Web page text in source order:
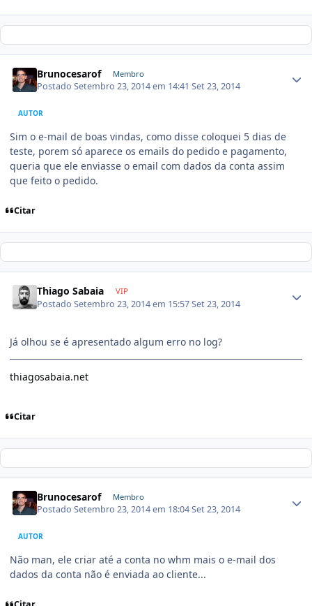
Brunocesarof Membro
PostadoSetembro 23, 2014 em 14:41Set 23, 2014
AUTOR
Sim o e-mail de boas vindas, como disse coloquei 5 dias de
teste, porem só aparece os emails do pedido e pagamento,
queria que ele enviasse o email com dados da conta assim
que feito o pedido.
Citar
Thiago Sabaia VIP
PostadoSetembro 23, 2014 em 15:57Set 23, 2014
Já olhou se é apresentado algum erro no log?
thiagosabaia.net
Citar
Brunocesarof Membro
PostadoSetembro 23, 2014 em 18:04Set 23, 2014
AUTOR
Não man, ele criar até a conta no whm mais o e-mail dos
dados da conta não é enviada ao cliente...